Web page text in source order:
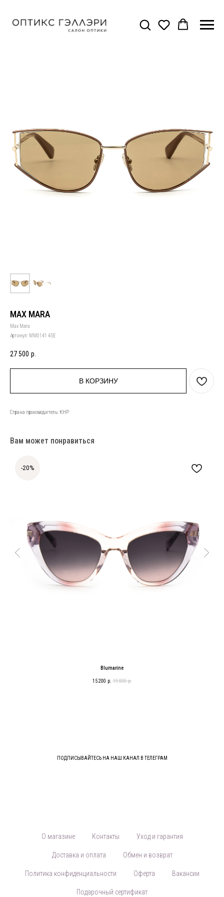
MAX MARA
Max Mara
Артикул: MM0141 45E
27 500 р.
В КОРЗИНУ
Страна производитель: КНР
Вам может понравиться
-20%
Blumarine
15 200 р. 19 000 р.
ПОДПИСЫВАЙТЕСЬ НА НАШ КАНАЛ В ТЕЛЕГРАМ
О магазине Контакты Уход и гарантия
Доставка и оплата Обмен и возврат
Политика конфиденциальности Оферта Вакансии
Подарочный сертификат